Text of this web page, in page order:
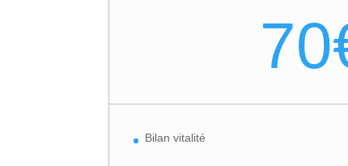
Bilan vitalité